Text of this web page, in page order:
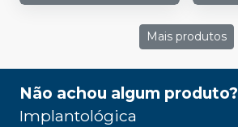
Mais produtos
Não achou algum produto?
Implantológica